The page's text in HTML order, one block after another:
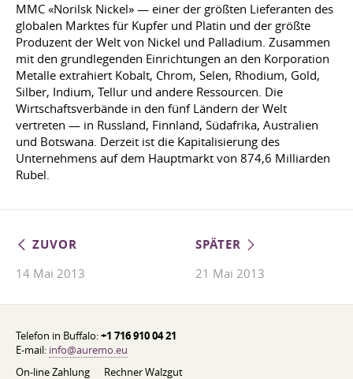
MMC «Norilsk Nickel» — einer der größten Lieferanten des
globalen Marktes für Kupfer und Platin und der größte
Produzent der Welt von Nickel und Palladium. Zusammen
mit den grundlegenden Einrichtungen an den Korporation
Metalle extrahiert Kobalt, Chrom, Selen, Rhodium, Gold,
Silber, Indium, Tellur und andere Ressourcen. Die
Wirtschaftsverbände in den fünf Ländern der Welt
vertreten — in Russland, Finnland, Südafrika, Australien
und Botswana. Derzeit ist die Kapitalisierung des
Unternehmens auf dem Hauptmarkt von 874,6 Milliarden
Rubel.
ZUVOR
14 Mai 2013
SPÄTER
21 Mai 2013
Telefon in Buffalo:+1 716 910 04 21
E-mail: info@auremo.eu
On-line Zahlung
Rechner Walzgut